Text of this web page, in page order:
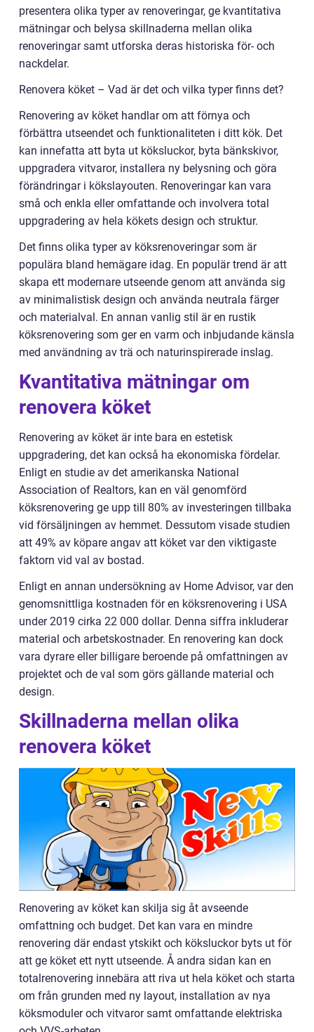
presentera olika typer av renoveringar, ge kvantitativa
mätningar och belysa skillnaderna mellan olika
renoveringar samt utforska deras historiska för- och
nackdelar.
Renovera köket – Vad är det och vilka typer finns det?
Renovering av köket handlar om att förnya och
förbättra utseendet och funktionaliteten i ditt kök. Det
kan innefatta att byta ut köksluckor, byta bänkskivor,
uppgradera vitvaror, installera ny belysning och göra
förändringar i kökslayouten. Renoveringar kan vara
små och enkla eller omfattande och involvera total
uppgradering av hela kökets design och struktur.
Det finns olika typer av köksrenoveringar som är
populära bland hemägare idag. En populär trend är att
skapa ett modernare utseende genom att använda sig
av minimalistisk design och använda neutrala färger
och materialval. En annan vanlig stil är en rustik
köksrenovering som ger en varm och inbjudande känsla
med användning av trä och naturinspirerade inslag.
Kvantitativa mätningar om
renovera köket
Renovering av köket är inte bara en estetisk
uppgradering, det kan också ha ekonomiska fördelar.
Enligt en studie av det amerikanska National
Association of Realtors, kan en väl genomförd
köksrenovering ge upp till 80% av investeringen tillbaka
vid försäljningen av hemmet. Dessutom visade studien
att 49% av köpare angav att köket var den viktigaste
faktorn vid val av bostad.
Enligt en annan undersökning av Home Advisor, var den
genomsnittliga kostnaden för en köksrenovering i USA
under 2019 cirka 22 000 dollar. Denna siffra inkluderar
material och arbetskostnader. En renovering kan dock
vara dyrare eller billigare beroende på omfattningen av
projektet och de val som görs gällande material och
design.
Skillnaderna mellan olika
renovera köket
Renovering av köket kan skilja sig åt avseende
omfattning och budget. Det kan vara en mindre
renovering där endast ytskikt och köksluckor byts ut för
att ge köket ett nytt utseende. Å andra sidan kan en
totalrenovering innebära att riva ut hela köket och starta
om från grunden med ny layout, installation av nya
köksmoduler och vitvaror samt omfattande elektriska